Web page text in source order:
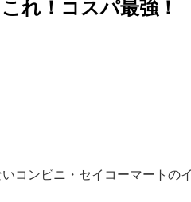
れ！コスパ最強！
コンビニ・セイコーマートの